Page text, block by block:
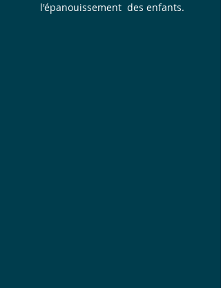
l'épanouissement des enfants.